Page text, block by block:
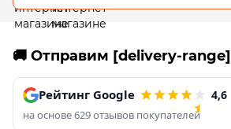
🚚 Отправим [delivery-range]
Рейтинг Google 4,6
на основе 629 отзывов покупателей